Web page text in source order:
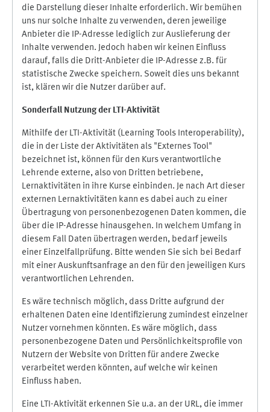
die Darstellung dieser Inhalte erforderlich. Wir bemühen
uns nur solche Inhalte zu verwenden, deren jeweilige
Anbieter die IP-Adresse lediglich zur Auslieferung der
Inhalte verwenden. Jedoch haben wir keinen Einfluss
darauf, falls die Dritt-Anbieter die IP-Adresse z.B. für
statistische Zwecke speichern. Soweit dies uns bekannt
ist, klären wir die Nutzer darüber auf.
Sonderfall Nutzung der LTI-Aktivität
Mithilfe der LTI-Aktivität (Learning Tools Interoperability),
die in der Liste der Aktivitäten als "Externes Tool"
bezeichnet ist, können für den Kurs verantwortliche
Lehrende externe, also von Dritten betriebene,
Lernaktivitäten in ihre Kurse einbinden. Je nach Art dieser
externen Lernaktivitäten kann es dabei auch zu einer
Übertragung von personenbezogenen Daten kommen, die
über die IP-Adresse hinausgehen. In welchem Umfang in
diesem Fall Daten übertragen werden, bedarf jeweils
einer Einzelfallprüfung. Bitte wenden Sie sich bei Bedarf
mit einer Auskunftsanfrage an den für den jeweiligen Kurs
verantwortlichen Lehrenden.
Es wäre technisch möglich, dass Dritte aufgrund der
erhaltenen Daten eine Identifizierung zumindest einzelner
Nutzer vornehmen könnten. Es wäre möglich, dass
personenbezogene Daten und Persönlichkeitsprofile von
Nutzern der Website von Dritten für andere Zwecke
verarbeitet werden könnten, auf welche wir keinen
Einfluss haben.
Eine LTI-Aktivität erkennen Sie u.a. an der URL, die immer